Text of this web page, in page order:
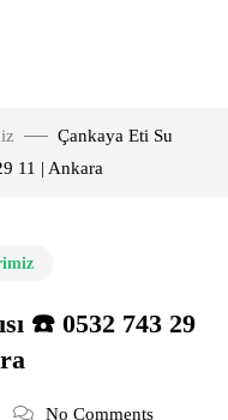
Çankaya Eti Su
11 | Ankara
☎️ 0532 743 29
No Comments